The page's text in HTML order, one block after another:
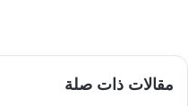
مقالات ذات صلة